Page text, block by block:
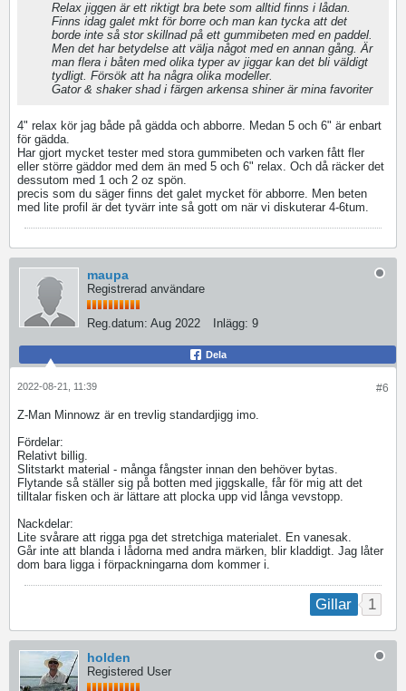
Relax jiggen är ett riktigt bra bete som alltid finns i lådan.
Finns idag galet mkt för borre och man kan tycka att det
borde inte så stor skillnad på ett gummibeten med en paddel.
Men det har betydelse att välja något med en annan gång. Är
man flera i båten med olika typer av jiggar kan det bli väldigt
tydligt. Försök att ha några olika modeller.
Gator & shaker shad i färgen arkensa shiner är mina favoriter
4" relax kör jag både på gädda och abborre. Medan 5 och 6" är enbart
för gädda.
Har gjort mycket tester med stora gummibeten och varken fått fler
eller större gäddor med dem än med 5 och 6" relax. Och då räcker det
dessutom med 1 och 2 oz spön.
precis som du säger finns det galet mycket för abborre. Men beten
med lite profil är det tyvärr inte så gott om när vi diskuterar 4-6tum.
maupa
Registrerad användare
Reg.datum: Aug 2022 Inlägg: 9
Dela
#6
2022-08-21, 11:39
Z-Man Minnowz är en trevlig standardjigg imo.
Fördelar:
Relativt billig.
Slitstarkt material - många fångster innan den behöver bytas.
Flytande så ställer sig på botten med jiggskalle, får för mig att det
tilltalar fisken och är lättare att plocka upp vid långa vevstopp.
Nackdelar:
Lite svårare att rigga pga det stretchiga materialet. En vanesak.
Går inte att blanda i lådorna med andra märken, blir kladdigt. Jag låter
dom bara ligga i förpackningarna dom kommer i.
Gillar 1
holden
Registered User